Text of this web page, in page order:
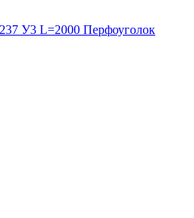
Перфоуголок